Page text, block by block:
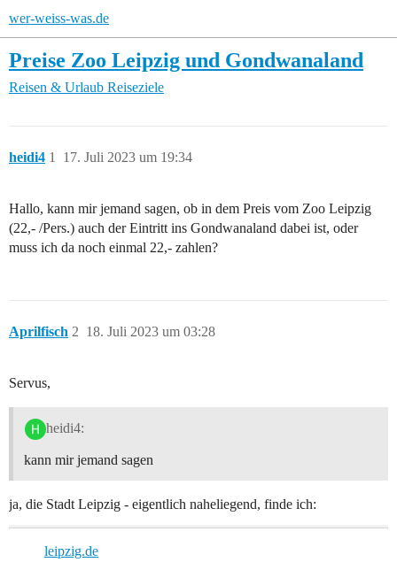
wer-weiss-was.de
Preise Zoo Leipzig und Gondwanaland
Reisen & Urlaub Reiseziele
heidi4 17. Juli 2023 um 19:34
1
Hallo, kann mir jemand sagen, ob in dem Preis vom Zoo Leipzig
(22,- /Pers.) auch der Eintritt ins Gondwanaland dabei ist, oder
muss ich da noch einmal 22,- zahlen?
Aprilfisch 18. Juli 2023 um 03:28
2
Servus,
heidi4:
kann mir jemand sagen
ja, die Stadt Leipzig - eigentlich naheliegend, finde ich:
leipzig.de